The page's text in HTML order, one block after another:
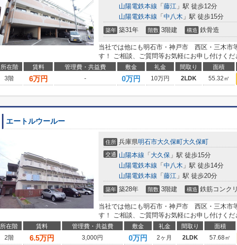
山陽電鉄本線 「 藤江 」駅 徒歩12分
山陽電鉄本線 「 中八木 」駅 徒歩15分
築年 築31年 階数 3階建 構造 鉄骨造
当社では他にも明石市・神戸市 西区・三木市
す！ ご相談、ご質問等お気軽にお申し付けくだ
所在階 賃料 管理費・共益費 敷金 礼金 間取り 面積
3階
6万円 - 0万円 10万円 2LDK 55.32㎡
エートルウールー
住所 兵庫県明石市大久保町大久保町
交通 山陽本線 「 大久保 」駅 徒歩15分
山陽電鉄本線 「 中八木 」駅 徒歩14分
山陽電鉄本線 「 藤江 」駅 徒歩20分
築年 築28年 階数 3階建 構造 鉄筋コンク
当社では他にも明石市・神戸市 西区・三木市
す！ ご相談、ご質問等お気軽にお申し付けくだ
所在階 賃料 管理費・共益費 敷金 礼金 間取り 面積
2階
6.5万円 3,000円 0万円 2ヶ月 2LDK 57.68㎡